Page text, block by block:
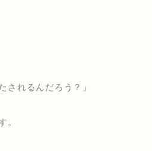
されるんだろう？」
。